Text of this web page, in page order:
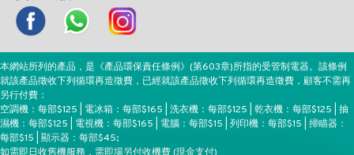
本網站所列的產品，是《產品環保責任條例》(第603章)所指的受管制電器。該條例
就該產品徵收下列循環再造徵費，已經就該產品徵收下列循環再造徵費，顧客不需再
另行付費：
空調機：每部$125 | 電冰箱：每部$165 | 洗衣機：每部$125 | 乾衣機：每部$125 | 抽
濕機：每部$125 | 電視機：每部$165 | 電腦：每部$15 | 列印機：每部$15 | 掃瞄器：
每部$15 | 顯示器：每部$45;